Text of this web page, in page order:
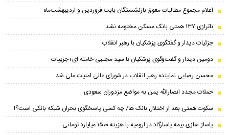
اعلام مجموع مطالبات معوق بازنشستگان بابت فروردین و اردیبهشت‌ماه
ناترازی ۱۳۷ همتی بانک مسکن مختومه نشد
جزئیات دیدار و گفتگوی پزشکیان با رهبر انقلاب
دومین دیدار و گفت‌وگوی پزشکیان با سید مجتبی خامنه ای+جزییات
محسن رضایی نماینده رهبر انقلاب در شورای عالی امنیت ملی شد
حملات مجدد انصارالله یمن به مواضع مزدوران سعودی
سکوت همتی بعد از اختلال بانک ها/ چه کسی پاسخگوی بحران شبکه بانکی است؟!
پاساژ سازی بیمه پاسارگاد در ارومیه با هزینه ۱۵۰۰ میلیارد تومانی